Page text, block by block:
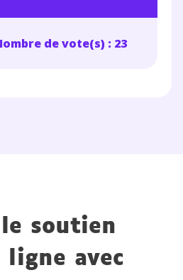
de vote(s) : 23
le soutien
ligne avec